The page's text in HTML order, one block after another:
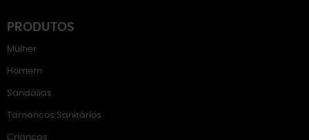
PRODUTOS
Mulher
Homem
Sandálias
Tamancos Sanitários
Crianças